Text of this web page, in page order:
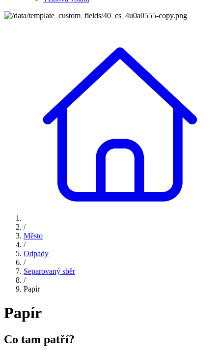
/
Město
/
Odpady
/
Separovaný sběr
/
Papír
Papír
Co tam patří?